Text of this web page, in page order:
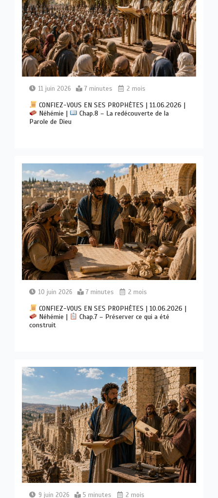
11 juin 2026 7 minutes 2 mois
CONFIEZ-VOUS EN SES PROPHÈTES | 11.06.2026 |
Néhémie |
Chap.8 – La redécouverte de la
Parole de Dieu
10 juin 2026 7 minutes 2 mois
CONFIEZ-VOUS EN SES PROPHÈTES | 10.06.2026 |
Néhémie |
Chap.7 – Préserver ce qui a été
construit
9 juin 2026 5 minutes 2 mois